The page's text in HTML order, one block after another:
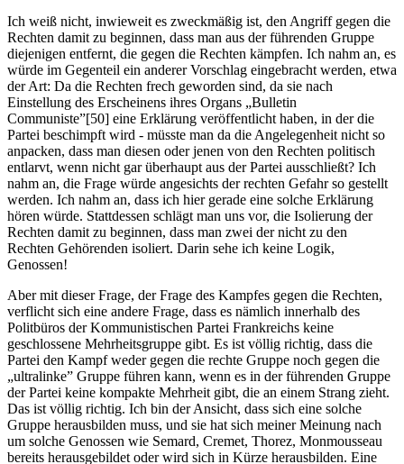
Ich weiß nicht, inwieweit es zweckmäßig ist, den Angriff gegen die
Rechten damit zu beginnen, dass man aus der führenden Gruppe
diejenigen entfernt, die gegen die Rechten kämpfen. Ich nahm an, es
würde im Gegenteil ein anderer Vorschlag eingebracht werden, etwa
der Art: Da die Rechten frech geworden sind, da sie nach
Einstellung des Erscheinens ihres Organs „Bulletin
Communiste”[50] eine Erklärung veröffentlicht haben, in der die
Partei beschimpft wird - müsste man da die Angelegenheit nicht so
anpacken, dass man diesen oder jenen von den Rechten politisch
entlarvt, wenn nicht gar überhaupt aus der Partei ausschließt? Ich
nahm an, die Frage würde angesichts der rechten Gefahr so gestellt
werden. Ich nahm an, dass ich hier gerade eine solche Erklärung
hören würde. Stattdessen schlägt man uns vor, die Isolierung der
Rechten damit zu beginnen, dass man zwei der nicht zu den
Rechten Gehörenden isoliert. Darin sehe ich keine Logik,
Genossen!
Aber mit dieser Frage, der Frage des Kampfes gegen die Rechten,
verflicht sich eine andere Frage, dass es nämlich innerhalb des
Politbüros der Kommunistischen Partei Frankreichs keine
geschlossene Mehrheitsgruppe gibt. Es ist völlig richtig, dass die
Partei den Kampf weder gegen die rechte Gruppe noch gegen die
„ultralinke” Gruppe führen kann, wenn es in der führenden Gruppe
der Partei keine kompakte Mehrheit gibt, die an einem Strang zieht.
Das ist völlig richtig. Ich bin der Ansicht, dass sich eine solche
Gruppe herausbilden muss, und sie hat sich meiner Meinung nach
um solche Genossen wie Semard, Cremet, Thorez, Monmousseau
bereits herausgebildet oder wird sich in Kürze herausbilden. Eine